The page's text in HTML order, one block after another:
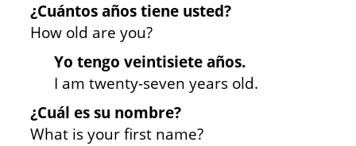
¿Cuántos años tiene usted?
How old are you?
Yo tengo veintisiete años.
I am twenty-seven years old.
¿Cuál es su nombre?
What is your first name?